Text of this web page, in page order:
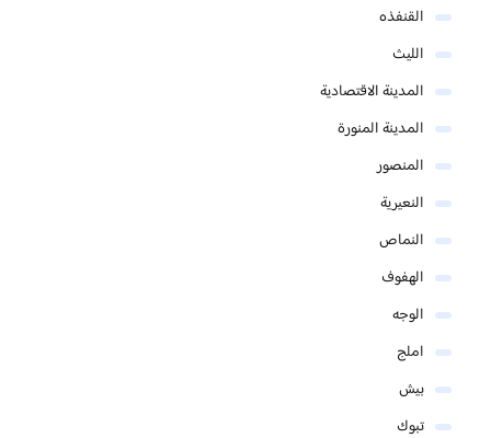
القنفذه
الليث
المدينة الاقتصادية
المدينة المنورة
المنصور
النعيرية
النماص
الهفوف
الوجه
املج
بيش
تبوك